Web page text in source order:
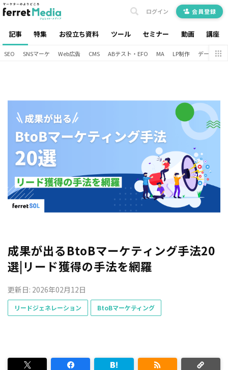
記事 特集 お役立ち資料 ツール セミナー 動画 講座
ログイン 会員登録
SEO SNSマーケ Web広告 CMS ABテスト・EFO MA LP制作 データ分析
成果が出るBtoBマーケティング手法20
選|リード獲得の手法を網羅
更新日: 2026年02月12日
リードジェネレーション BtoBマーケティング